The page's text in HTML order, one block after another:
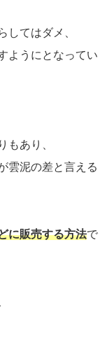
してはダメ、
ようにとなってい
もあり、
雲泥の差と言える
に販売する方法で